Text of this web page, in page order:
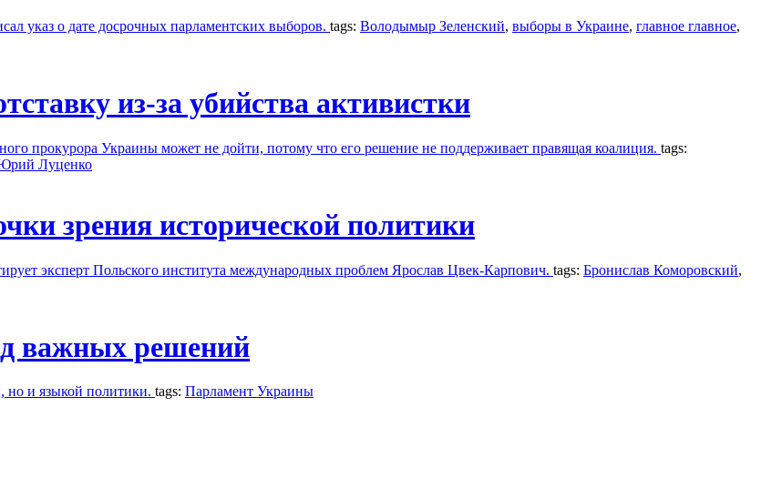
указ о дате досрочных парламентских выборов. tags: Володымыр Зеленский, выборы в Украине, главное главное,
из-за убийства активистки
прокурора Украины может не дойти, потому что его решение не поддерживает правящая коалиция. tags:
Луценко
зрения исторической политики
эксперт Польского института международных проблем Ярослав Цвек-Карпович. tags: Бронислав Коморовский,
важных решений
но и языкой политики. tags: Парламент Украины